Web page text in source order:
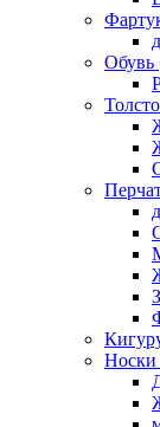
Обувь
Носки